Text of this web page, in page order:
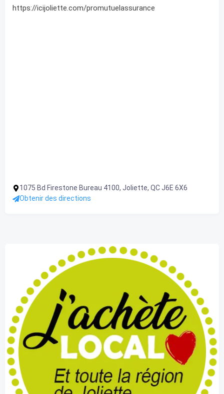
https://icijoliette.com/promutuelassurance
1075 Bd Firestone Bureau 4100, Joliette, QC J6E 6X6
Obtenir des directions